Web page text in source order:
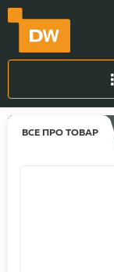
ВСЕ ПРО ТОВАР